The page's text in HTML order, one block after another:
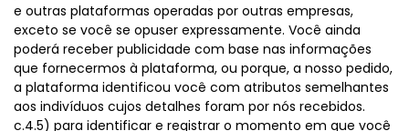
e outras plataformas operadas por outras empresas,
exceto se você se opuser expressamente. Você ainda
poderá receber publicidade com base nas informações
que fornecermos à plataforma, ou porque, a nosso pedido,
a plataforma identificou você com atributos semelhantes
aos indivíduos cujos detalhes foram por nós recebidos.
c.4.5) para identificar e registrar o momento em que você